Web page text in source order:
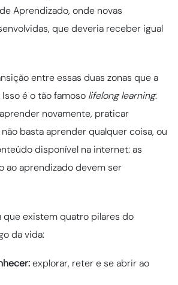
Aprendizado, onde novas
que deveria receber igual
entre essas duas zonas que a
é o tão famoso lifelong learning:
novamente, praticar
basta aprender qualquer coisa, ou
disponível na internet: as
ao aprendizado devem ser
existem quatro pilares do
da vida:
explorar, reter e se abrir ao